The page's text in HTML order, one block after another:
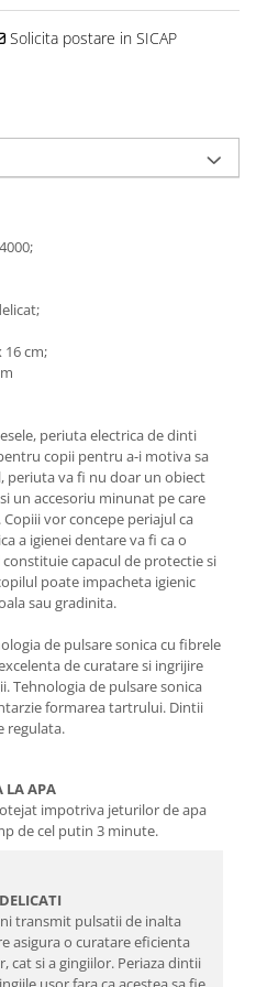
Solicita postare in SICAP
16 cm;
periuta electrica de dinti
copii pentru a-i motiva sa
periuta va fi nu doar un obiect
un accesoriu minunat pe care
vor concepe periajul ca
a igienei dentare va fi ca o
capacul de protectie si
poate impacheta igienic
sau gradinita.
de pulsare sonica cu fibrele
de curatare si ingrijire
Tehnologia de pulsare sonica
formarea tartrului. Dintii
regulata.
LA APA
impotriva jeturilor de apa
de cel putin 3 minute.
transmit pulsatii de inalta
asigura o curatare eficienta
cat si a gingiilor. Periaza dintii